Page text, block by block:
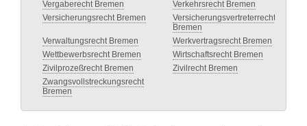
Vergaberecht Bremen
Verkehrsrecht Bremen
Versicherungsrecht Bremen
Versicherungsvertreterrecht
Bremen
Verwaltungsrecht Bremen
Werkvertragsrecht Bremen
Wettbewerbsrecht Bremen
Wirtschaftsrecht Bremen
Zivilprozeßrecht Bremen
Zivilrecht Bremen
Zwangsvollstreckungsrecht
Bremen